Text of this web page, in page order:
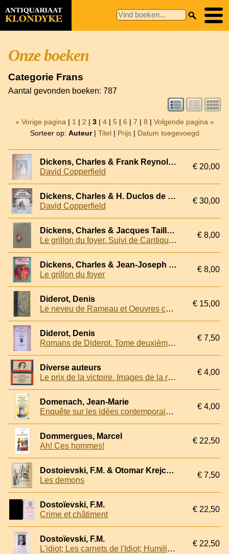
Onze boeken
Categorie Frans
Aantal gevonden boeken: 787
« Vorige pagina | 1 | 2 | 3| 4| 5 | 6 | 7 | 8 | Volgende pagina »
Sorteer op: Auteur| Titel| Prijs| Datum toegevoegd
Dickens, Charles & Frank Reynolds (illustrations)
David Copperfield
€ 20,00
Dickens, Charles & H. Duclos de la Maldère (adapté par)
David Copperfield
€ 30,00
Dickens, Charles & Jacques Taillefer (illustre par)
Le grillon du foyer. Suivi de Cantique de Noel
€ 8,00
Dickens, Charles & Jean-Joseph (adaptation pour la jeunesse par)
Le grillon du foyer
€ 8,00
Diderot, Denis
Le neveu de Rameau et Oeuvres choisies
€ 15,00
Diderot, Denis
Romans de Diderot. Tome deuxième: La religieuse
€ 7,50
Diverse auteurs
Le prix de la victoire. Images de la resistance francaise
€ 4,00
Domenach, Jean-Marie
Enquête sur les idées contemporaines
€ 4,00
Dommergues, Marcel
Ah! Ces hommes!
€ 22,50
Dostoievski, F.M. & Otomar Krejca (adaptation du roman)
Les demons
€ 7,50
Dostoïevski, F.M.
Crime et châtiment
€ 22,50
Dostoïevski, F.M.
L'idiot; Les carnets de l'Idiot; Humiliés et offensés
€ 22,50